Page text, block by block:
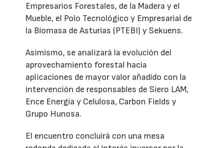
Empresarios Forestales, de la Madera y el
Mueble, el Polo Tecnológico y Empresarial de
la Biomasa de Asturias (PTEBI) y Sekuens.
Asimismo, se analizará la evolución del
aprovechamiento forestal hacia
aplicaciones de mayor valor añadido con la
intervención de responsables de Siero LAM,
Ence Energía y Celulosa, Carbon Fields y
Grupo Hunosa.
El encuentro concluirá con una mesa